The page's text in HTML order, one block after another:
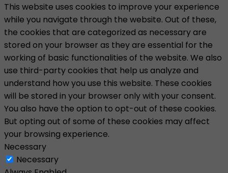
This website uses cookies to improve your experience
while you navigate through the website. Out of these,
the cookies that are categorized as necessary are
stored on your browser as they are essential for the
working of basic functionalities of the website. We also
use third-party cookies that help us analyze and
understand how you use this website. These cookies
will be stored in your browser only with your consent.
You also have the option to opt-out of these cookies.
But opting out of some of these cookies may affect
your browsing experience.
Necessary
Necessary